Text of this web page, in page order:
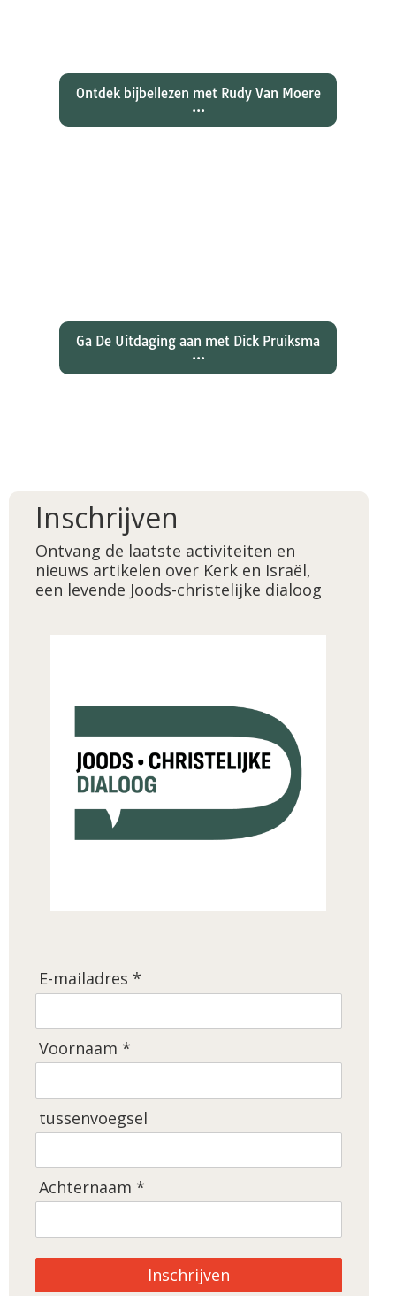
Ontdek bijbellezen met Rudy Van Moere
...
Ga De Uitdaging aan met Dick Pruiksma
...
Inschrijven
Ontvang de laatste activiteiten en
nieuws artikelen over Kerk en Israël,
een levende Joods-christelijke dialoog
E-mailadres *
Voornaam *
tussenvoegsel
Achternaam *
Inschrijven